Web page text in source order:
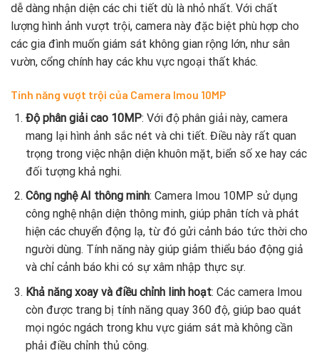
dễ dàng nhận diện các chi tiết dù là nhỏ nhất. Với chất
lượng hình ảnh vượt trội, camera này đặc biệt phù hợp cho
các gia đình muốn giám sát không gian rộng lớn, như sân
vườn, cổng chính hay các khu vực ngoại thất khác.
Tính năng vượt trội của Camera Imou 10MP
Độ phân giải cao 10MP: Với độ phân giải này, camera
mang lại hình ảnh sắc nét và chi tiết. Điều này rất quan
trọng trong việc nhận diện khuôn mặt, biển số xe hay các
đối tượng khả nghi.
Công nghệ AI thông minh: Camera Imou 10MP sử dụng
công nghệ nhận diện thông minh, giúp phân tích và phát
hiện các chuyển động lạ, từ đó gửi cảnh báo tức thời cho
người dùng. Tính năng này giúp giảm thiểu báo động giả
và chỉ cảnh báo khi có sự xâm nhập thực sự.
Khả năng xoay và điều chỉnh linh hoạt: Các camera Imou
còn được trang bị tính năng quay 360 độ, giúp bao quát
mọi ngóc ngách trong khu vực giám sát mà không cần
phải điều chỉnh thủ công.